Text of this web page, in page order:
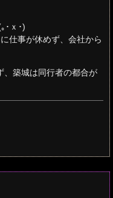
ｘ･)ゝ
仕事が休めず、会社から
、築城は同行者の都合が